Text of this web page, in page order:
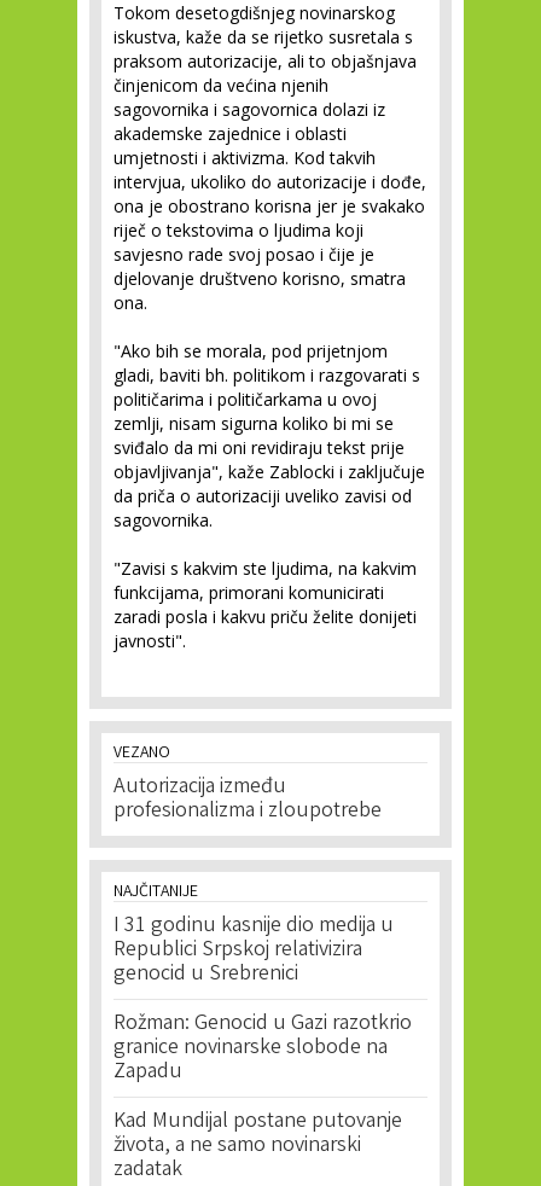
Tokom desetogdišnjeg novinarskog
iskustva, kaže da se rijetko susretala s
praksom autorizacije, ali to objašnjava
činjenicom da većina njenih
sagovornika i sagovornica dolazi iz
akademske zajednice i oblasti
umjetnosti i aktivizma. Kod takvih
intervjua, ukoliko do autorizacije i dođe,
ona je obostrano korisna jer je svakako
riječ o tekstovima o ljudima koji
savjesno rade svoj posao i čije je
djelovanje društveno korisno, smatra
ona.
"Ako bih se morala, pod prijetnjom
gladi, baviti bh. politikom i razgovarati s
političarima i političarkama u ovoj
zemlji, nisam sigurna koliko bi mi se
sviđalo da mi oni revidiraju tekst prije
objavljivanja", kaže Zablocki i zaključuje
da priča o autorizaciji uveliko zavisi od
sagovornika.
"Zavisi s kakvim ste ljudima, na kakvim
funkcijama, primorani komunicirati
zaradi posla i kakvu priču želite donijeti
javnosti".
VEZANO
Autorizacija između
profesionalizma i zloupotrebe
NAJČITANIJE
I 31 godinu kasnije dio medija u
Republici Srpskoj relativizira
genocid u Srebrenici
Rožman: Genocid u Gazi razotkrio
granice novinarske slobode na
Zapadu
Kad Mundijal postane putovanje
života, a ne samo novinarski
zadatak